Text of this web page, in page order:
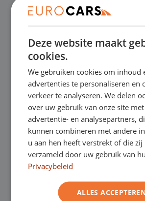
Financial lease – Soepele
Gratis thuisbezorgd bij
Onze showrooms
Je bent van harte welkom in
showrooms om de occasions
en natuurlijk voor een lekkere
kunt in Asten terecht voor
Deze website maakt
cookies.
We gebruiken cookies om inhoud
advertenties te personaliseren en
verkeer te analyseren. We delen
over uw gebruik van onze site
advertentie- en analysepartners,
kunnen combineren met andere
u aan hen heeft verstrekt of die zij
verzameld door uw gebruik van
Privacybeleid
ALLES